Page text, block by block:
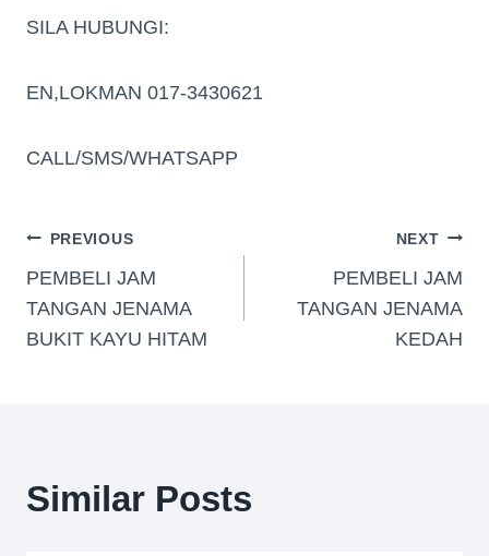
SILA HUBUNGI:
EN,LOKMAN 017-3430621
CALL/SMS/WHATSAPP
PREVIOUS
PEMBELI JAM
TANGAN JENAMA
BUKIT KAYU HITAM
NEXT
PEMBELI JAM
TANGAN JENAMA
KEDAH
Similar Posts